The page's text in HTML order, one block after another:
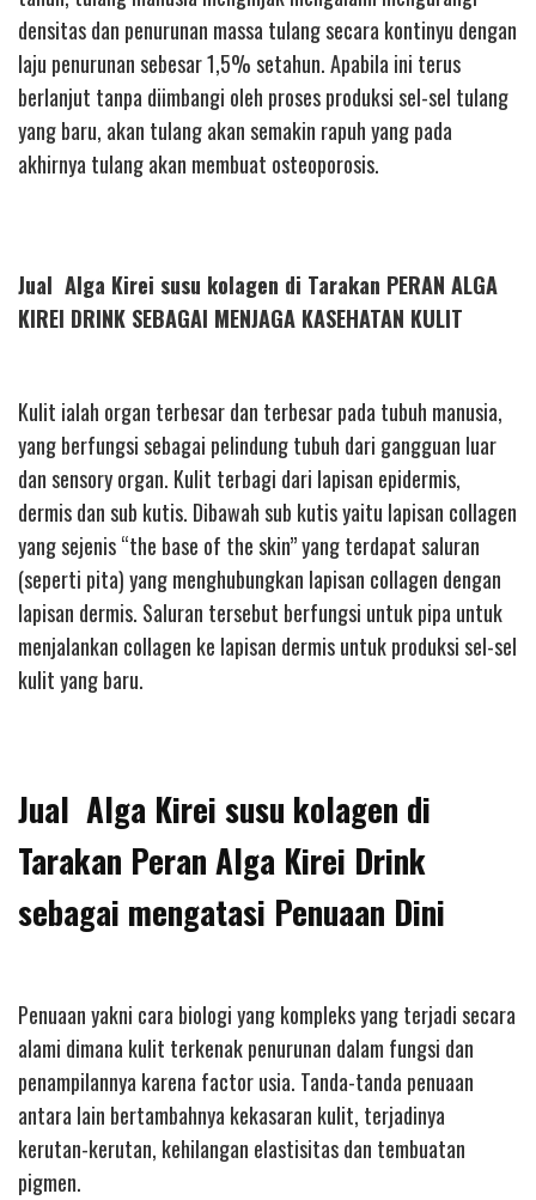
densitas dan penurunan massa tulang secara kontinyu dengan
laju penurunan sebesar 1,5% setahun. Apabila ini terus
berlanjut tanpa diimbangi oleh proses produksi sel-sel tulang
yang baru, akan tulang akan semakin rapuh yang pada
akhirnya tulang akan membuat osteoporosis.
Jual Alga Kirei susu kolagen di Tarakan PERAN ALGA
KIREI DRINK SEBAGAI MENJAGA KASEHATAN KULIT
Kulit ialah organ terbesar dan terbesar pada tubuh manusia,
yang berfungsi sebagai pelindung tubuh dari gangguan luar
dan sensory organ. Kulit terbagi dari lapisan epidermis,
dermis dan sub kutis. Dibawah sub kutis yaitu lapisan collagen
yang sejenis “the base of the skin” yang terdapat saluran
(seperti pita) yang menghubungkan lapisan collagen dengan
lapisan dermis. Saluran tersebut berfungsi untuk pipa untuk
menjalankan collagen ke lapisan dermis untuk produksi sel-sel
kulit yang baru.
Jual Alga Kirei susu kolagen di
Tarakan Peran Alga Kirei Drink
sebagai mengatasi Penuaan Dini
Penuaan yakni cara biologi yang kompleks yang terjadi secara
alami dimana kulit terkenak penurunan dalam fungsi dan
penampilannya karena factor usia. Tanda-tanda penuaan
antara lain bertambahnya kekasaran kulit, terjadinya
kerutan-kerutan, kehilangan elastisitas dan tembuatan
pigmen.